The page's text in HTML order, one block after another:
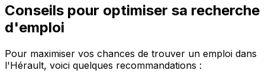
Conseils pour optimiser sa recherche
d'emploi
Pour maximiser vos chances de trouver un emploi dans
l'Hérault, voici quelques recommandations :